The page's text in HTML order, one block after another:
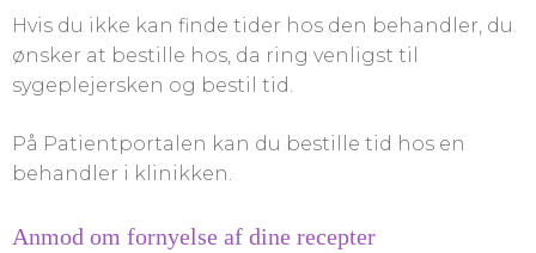
Hvis du ikke kan finde tider hos den behandler, du
ønsker at bestille hos, da ring venligst til
sygeplejersken og bestil tid.
På Patientportalen kan du bestille tid hos en
behandler i klinikken.
Anmod om fornyelse af dine recepter